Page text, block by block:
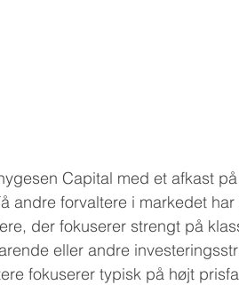
Capital med et afkast
andre forvaltere i markedet
der fokuserer strengt på
eller andre
fokuserer typisk på højt